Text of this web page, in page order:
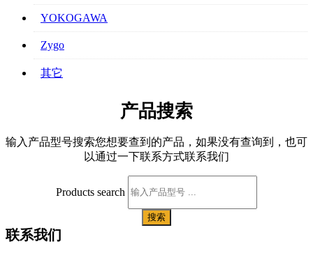
YOKOGAWA
Zygo
其它
产品搜索
输入产品型号搜索您想要查到的产品，如果没有查询到，也可
以通过一下联系方式联系我们
Products search
搜索
联系我们